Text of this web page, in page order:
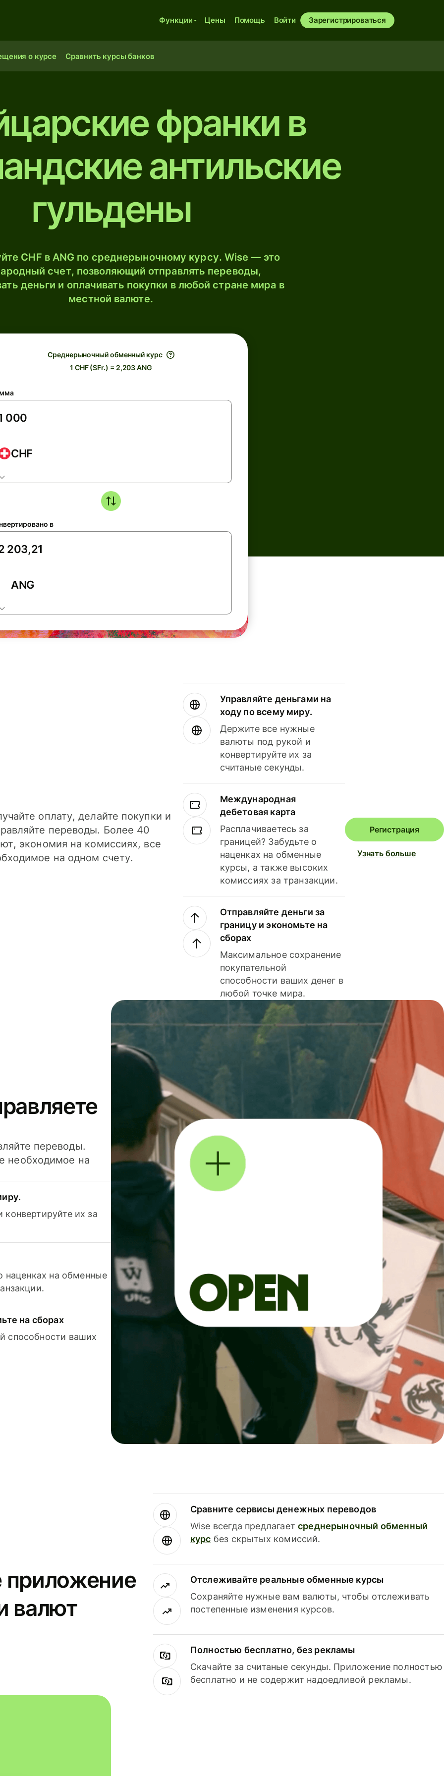
Функции Цены Помощь Войти Зарегистрироваться
о курсе Сравнить курсы банков
франки в
антильские
гульдены
CHF в ANG по среднерыночному курсу. Wise — это
счет, позволяющий отправлять переводы,
деньги и оплачивать покупки в любой стране мира в
местной валюте.
Среднерыночный обменный курс
1 CHF (SFr.) = 2,203 ANG
CHF
в
ANG
оплату, делайте покупки и
переводы. Более 40
экономия на комиссиях, все
на одном счету.
Управляйте деньгами на
ходу по всему миру.
Держите все нужные
валюты под рукой и
конвертируйте их за
считаные секунды.
Международная
дебетовая карта
Расплачиваетесь за
границей? Забудьте о
наценках на обменные
курсы, а также высоких
комиссиях за транзакции.
Отправляйте деньги за
границу и экономьте на
сборах
Максимальное сохранение
покупательной
способности ваших денег в
любой точке мира.
Регистрация
Узнать больше
переводы.
необходимое на
их за
наценках на обменные
на сборах
способности ваших
приложение
валют
Сравните сервисы денежных переводов
Wise всегда предлагаетсреднерыночный обменный
курс без скрытых комиссий.
Отслеживайте реальные обменные курсы
Сохраняйте нужные вам валюты, чтобы отслеживать
постепенные изменения курсов.
Полностью бесплатно, без рекламы
Скачайте за считаные секунды. Приложение полностью
бесплатно и не содержит надоедливой рекламы.